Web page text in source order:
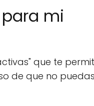
mi
que te
de que no